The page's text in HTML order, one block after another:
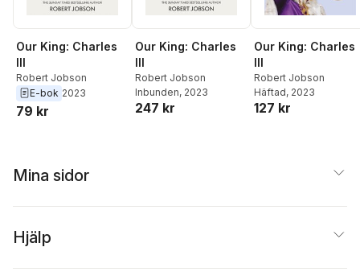
Our King: Charles
III
Robert Jobson
E-bok 2023
79 kr
Our King: Charles
III
Robert Jobson
Inbunden, 2023
247 kr
Our King: Charles
III
Robert Jobson
Häftad, 2023
127 kr
Mina sidor
Hjälp